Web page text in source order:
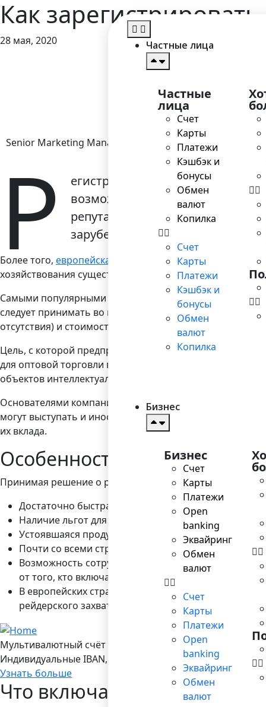
Частные лица
Частные
лица
Счет
Карты
Платежи
Кэшбэк и
бонусы
Обмен
валют
Копилка
Счет
Карты
Платежи
Кэшбэк и
бонусы
Обмен
валют
Копилка
Бизнес
Бизнес
Счет
Карты
Платежи
Open
banking
Эквайринг
Обмен
валют
Счет
Карты
Платежи
Open
banking
Эквайринг
Обмен
валют
Как
28 мая, 2020
Senior Marketing Manager
Р
егистрация компании в
возможностями, которые
репутацией, которой славятся
зарубежными банками.
Более того, европейская регистрация дает новые
хозяйствования существующие налоговые льготы,
Самыми популярными и востребованными
следует принимать во внимание параметры
отсутствия) и стоимость обслуживания.
Цель, с которой предприниматели регистрируют
для оптовой торговли в рамках холдинговых
объектов интеллектуальной собственности – в
Основателями компаний могут быть обычные
могут выступать и иностранцы, при этом права и
их вклада.
Особенности регистрации
Принимая решение о регистрации фирмы на
Достаточно быстрая процедура регистрации;
Наличие льгот для бизнесменов;
Устоявшаяся продуманная законодательная база,
Почти со всеми странами мира у европейских
Возможность сотрудничества с мировыми
от того, кто включается в состав соучредителей.
В европейских странах обеспечивается
рейдерского захвата.
Мультивалютный счёт в Bilderlings
Индивидуальные IBAN, 19 валют, платежы SEPA/ SEPA
Узнать больше
Что включается в список